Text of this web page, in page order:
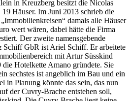
in Kreuzberg besitzt die Nicolas
Häuser. Im Juni 2013 schrieb die
damals alle Häuser
wert wären, dabei hätte die Firma
Der zweite namensgebende
Schiff GbR ist Ariel Schiff. Er arbeitete
mit Artur Süsskind
die Hotelkette Amano gründete. Sie
sechstes ist angeblich im Bau und ein
in Planung könnte das sein, das nun
der Cuvry-Brache entstehen soll,